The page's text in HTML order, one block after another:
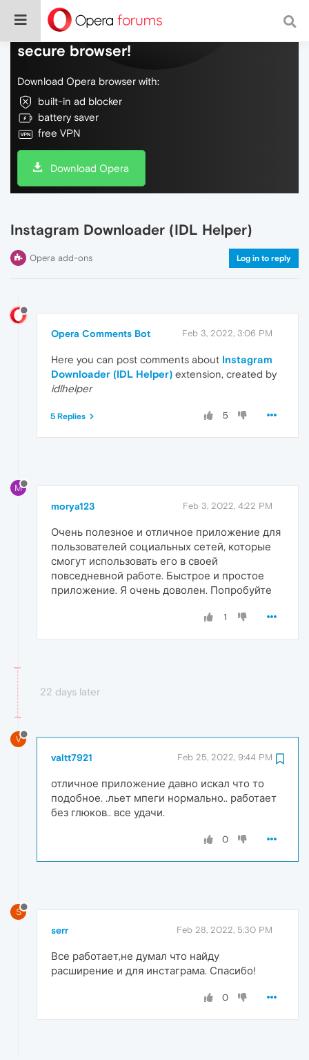
Do more on the web, with a fast and
secure browser!
Download Opera browser with:
built-in ad blocker
battery saver
free VPN
Download Opera
Instagram Downloader (IDL Helper)
Opera add-ons Log in to reply
Opera Comments Bot Feb 3, 2022, 3:06 PM
Here you can post comments about Instagram
Downloader (IDL Helper) extension, created by
idlhelper
5
5 Replies
M
morya123 Feb 3, 2022, 4:22 PM
Очень полезное и отличное приложение для
пользователей социальных сетей, которые
смогут использовать его в своей
повседневной работе. Быстрое и простое
приложение. Я очень доволен. Попробуйте
1
22 days later
V
valtt7921 Feb 25, 2022, 9:44 PM
отличное приложение давно искал что то
подобное. .льет мпеги нормально.. работает
без глюков.. все удачи.
0
S
serr Feb 28, 2022, 5:30 PM
Все работает,не думал что найду
расширение и для инстаграма. Спасибо!
0